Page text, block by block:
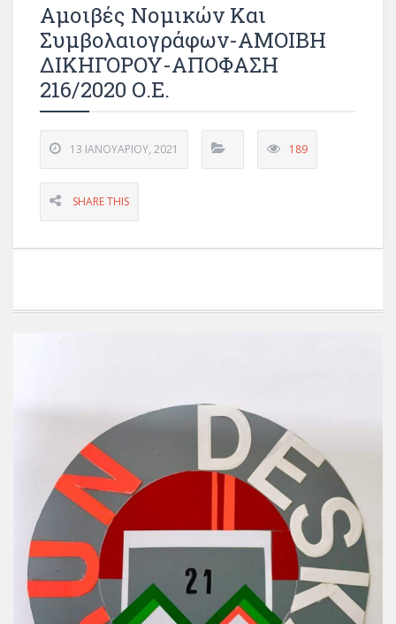
Αμοιβές Νομικών Και
Συμβολαιογράφων-ΑΜΟΙΒΗ
ΔΙΚΗΓΟΡΟΥ-ΑΠΟΦΑΣΗ
216/2020 Ο.Ε.
13 ΙΑΝΟΥΑΡΊΟΥ, 2021 189
SHARE THIS